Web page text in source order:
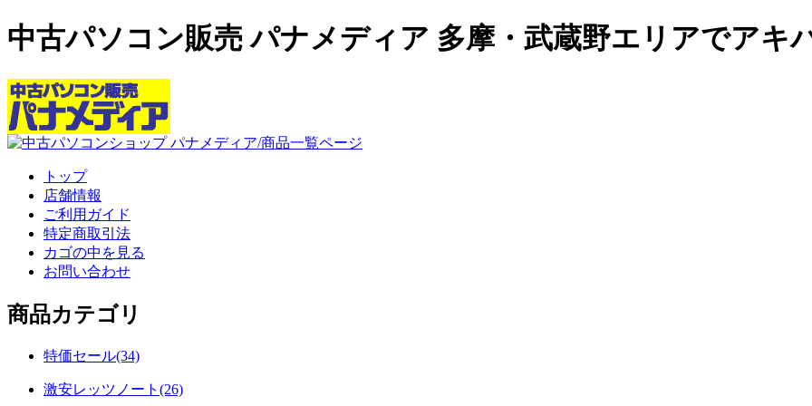
中古パソコン販売 パナメディア 多摩・武蔵野エリアでアキ
トップ
店舗情報
ご利用ガイド
特定商取引法
カゴの中を見る
お問い合わせ
商品カテゴリ
特価セール(34)
激安レッツノート(26)